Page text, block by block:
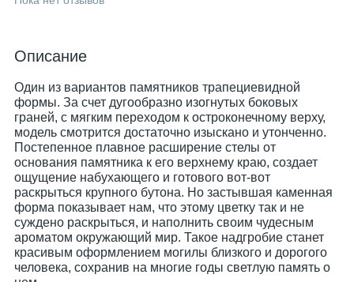
Описание
Один из вариантов памятников трапециевидной
формы. За счет дугообразно изогнутых боковых
граней, с мягким переходом к остроконечному верху,
модель смотрится достаточно изыскано и утонченно.
Постепенное плавное расширение стелы от
основания памятника к его верхнему краю, создает
ощущение набухающего и готового вот-вот
раскрыться крупного бутона. Но застывшая каменная
форма показывает нам, что этому цветку так и не
суждено раскрыться, и наполнить своим чудесным
ароматом окружающий мир. Такое надгробие станет
красивым оформлением могилы близкого и дорогого
человека, сохранив на многие годы светлую память о